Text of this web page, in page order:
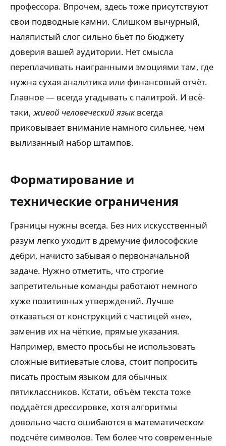
профессора. Впрочем, здесь тоже присутствуют
свои подводные камни. Слишком вычурный,
наляпистый слог сильно бьёт по бюджету
доверия вашей аудитории. Нет смысла
переплачивать наигранными эмоциями там, где
нужна сухая аналитика или финансовый отчёт.
Главное — всегда угадывать с палитрой. И всё-
таки,живой человеческий языквсегда
приковывает внимание намного сильнее, чем
вылизанный набор штампов.
Форматирование и
технические ограничения
Границы нужны всегда. Без них искусственный
разум легко уходит в дремучие философские
дебри, начисто забывая о первоначальной
задаче. Нужно отметить, что строгие
запретительные команды работают немного
хуже позитивных утверждений. Лучше
отказаться от конструкций с частицей «не»,
заменив их на чёткие, прямые указания.
Например, вместо просьбы не использовать
сложные витиеватые слова, стоит попросить
писать простым языком для обычных
пятиклассников. Кстати, объём текста тоже
поддаётся дрессировке, хотя алгоритмы
довольно часто ошибаются в математическом
подсчёте символов. Тем более что современные